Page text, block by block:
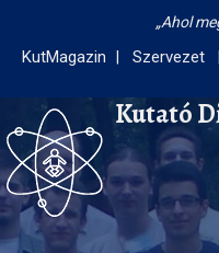
Ahol
KutMagazin Szervezet
Kutató